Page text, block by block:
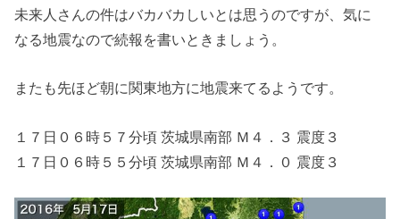
未来人さんの件はバカバカしいとは思うのですが、気に
なる地震なので続報を書いときましょう。
またも先ほど朝に関東地方に地震来てるようです。
１７日０６時５７分頃 茨城県南部 Ｍ４．３ 震度３
１７日０６時５５分頃 茨城県南部 Ｍ４．０ 震度３